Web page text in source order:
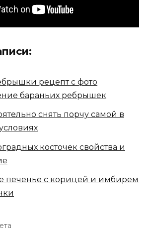
рецепт с фото
бараньих ребрышек
снять порчу самой в
косточек свойства и
печенье с корицей и имбирем